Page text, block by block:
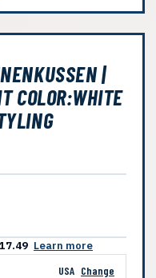
|
COLOR:WHITE
Learn more
USA Change